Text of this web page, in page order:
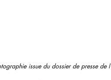
issue du dossier de presse